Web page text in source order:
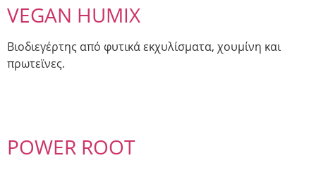
VEGAN HUMIX
Βιοδιεγέρτης από φυτικά εκχυλίσματα, χουμίνη και
πρωτεϊνες.
POWER ROOT